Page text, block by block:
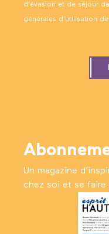
d’évasion et de séjour
générales d’utilisation
Un magazine
chez soi et se faire